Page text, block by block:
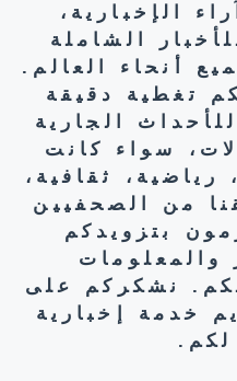
الإخبارية،
الشاملة
أنحاء العالم.
تغطية دقيقة
الجارية
سواء كانت
رياضية، ثقافية،
من الصحفيين
بتزويدكم
والمعلومات
نشكركم على
خدمة إخبارية
لكم.